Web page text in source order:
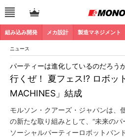
組み込み開発 メカ設計 製造マネジメント
ニュース
行くぜ！ 夏フェス!? ロボッ
MACHINES」結成
パーティーは進化しているのだろう
モルソン・クアーズ・ジャパンは、
の新たな取り組みとして、“未来のパ
ソーシャルパーティーロボットバン